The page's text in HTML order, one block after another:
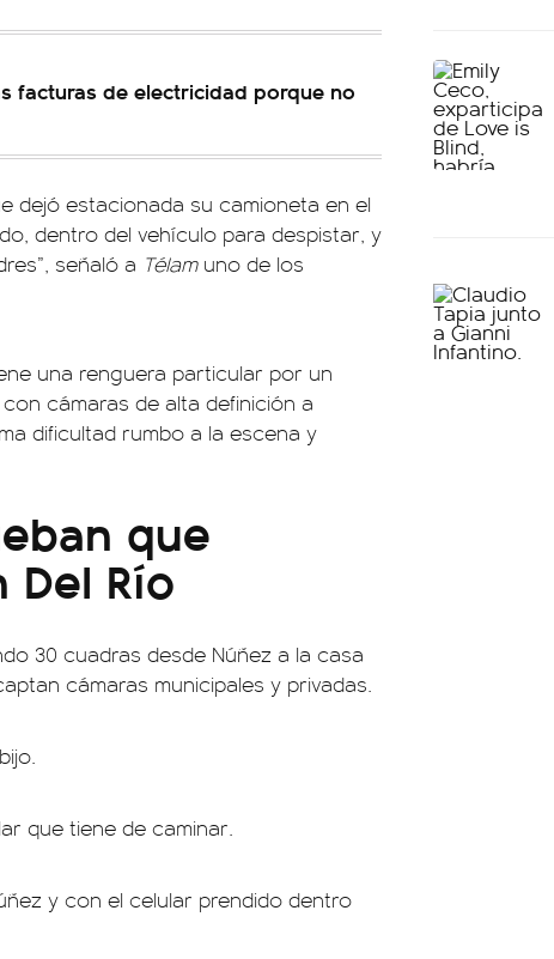
facturas de electricidad porque no
dejó estacionada su camioneta en el
dentro del vehículo para despistar, y
señaló a Télam uno de los
una renguera particular por un
cámaras de alta definición a
dificultad rumbo a la escena y
que
Río
30 cuadras desde Núñez a la casa
cámaras municipales y privadas.
que tiene de caminar.
y con el celular prendido dentro